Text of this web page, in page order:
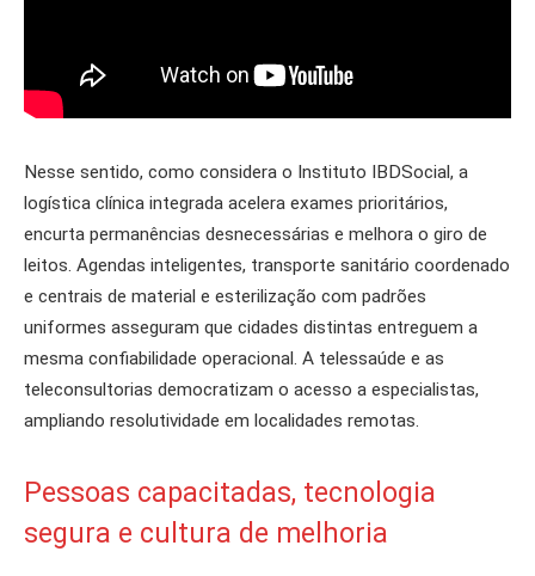
Nesse sentido, como considera o Instituto IBDSocial, a
logística clínica integrada acelera exames prioritários,
encurta permanências desnecessárias e melhora o giro de
leitos. Agendas inteligentes, transporte sanitário coordenado
e centrais de material e esterilização com padrões
uniformes asseguram que cidades distintas entreguem a
mesma confiabilidade operacional. A telessaúde e as
teleconsultorias democratizam o acesso a especialistas,
ampliando resolutividade em localidades remotas.
Pessoas capacitadas, tecnologia
segura e cultura de melhoria